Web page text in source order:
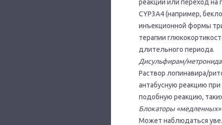
реакций или переход на
CYP3A4 (например,
инъекционной формы
терапии
длительного периода.
Дисульфирам/
Раствор лопинавира/
антабусную реакцию
подобную реакцию,
Блокаторы
Может наблюдаться